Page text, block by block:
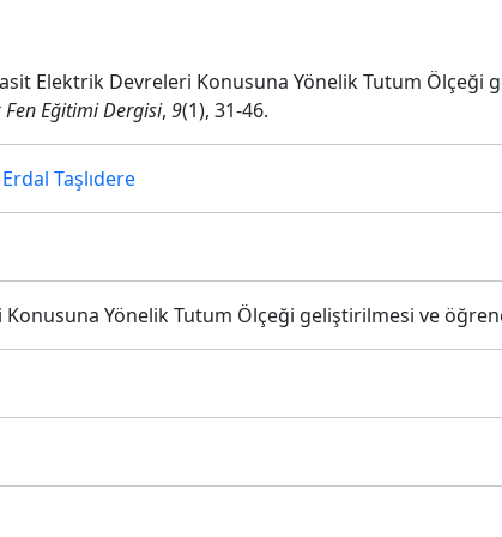
Elektrik Devreleri Konusuna Yönelik Tutum
Fen Eğitimi Dergisi, 9(1), 31-46.
Erdal Taşlıdere
Yönelik Tutum Ölçeği geliştirilmesi ve